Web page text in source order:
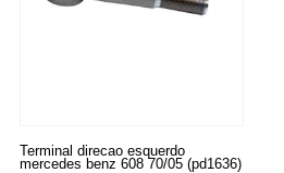
Terminal direcao esquerdo
mercedes benz 608 70/05 (pd1636)